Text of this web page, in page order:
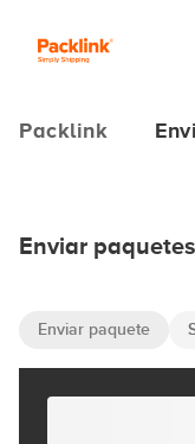
Packlink
Enviar
Enviar paquete